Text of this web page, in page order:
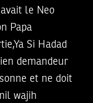
le Neo
Papa
Si Hadad
demandeur
et ne doit
wajih